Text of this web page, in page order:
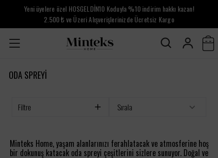
Yeni üyelere özel HOSGELDİN10 Koduyla %10 indirim hakkı kazan!
2.500 ₺ ve Üzeri Alışverişlerinizde Ücretsiz Kargo
ODA SPREYİ
Filtre Sırala
Minteks Home, yaşam alanlarınızı ferahlatacak ve atmosferine hoş
bir dokunuş katacak oda spreyi çeşitlerini sizlere sunuyor. Doğal ve